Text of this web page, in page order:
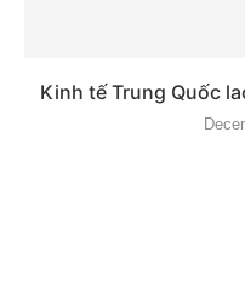
Kinh tế Trung Quốc